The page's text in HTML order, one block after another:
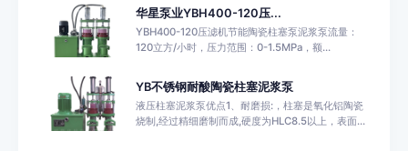
华星泵业YBH400-120压...
YBH400-120压滤机节能陶瓷柱塞泵泥浆泵流量：
120立方/小时，压力范围：0-1.5MPa，额...
YB不锈钢耐酸陶瓷柱塞泥浆泵
液压柱塞泥浆泵优点1、耐磨损:，柱塞是氧化铝陶瓷
烧制,经过精细磨制而成,硬度为HLC8.5以上，表面...